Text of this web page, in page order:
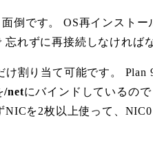
倒です。 OS再インスト
れずに再接続しなければ
割り当て可能です。
/netにバインドしているの
NICを2枚以上使って、